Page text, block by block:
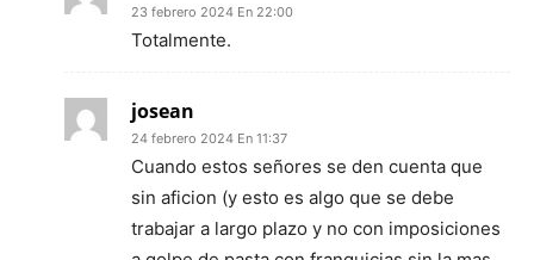
23 febrero 2024 En 22:00
Totalmente.
josean
24 febrero 2024 En 11:37
Cuando estos señores se den cuenta que
sin aficion (y esto es algo que se debe
trabajar a largo plazo y no con imposiciones